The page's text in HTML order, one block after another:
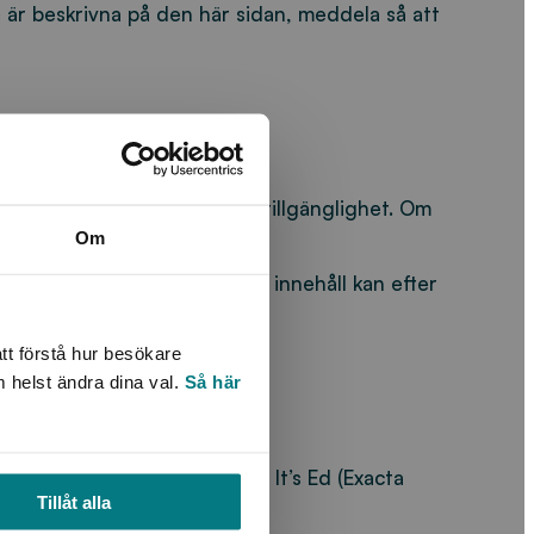
Om
förstå hur besökare
helst ändra dina val. Så här
Tillåt alla
beskrivna på den här sidan, meddela så att
produkters och tjänsters tillgänglighet. Om
om tillgängliggörande av innehåll kan efter
om du tycker att vår
korrekt.
har sedan bearbetats av It’s Ed (Exacta